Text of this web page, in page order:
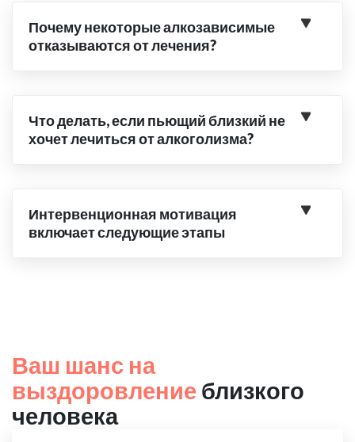
Почему некоторые алкозависимые
отказываются от лечения?
Что делать, если пьющий близкий не
хочет лечиться от алкоголизма?
Интервенционная мотивация
включает следующие этапы
Ваш шанс на
выздоровление близкого
человека